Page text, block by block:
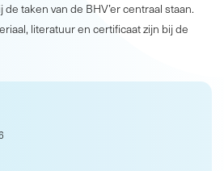
taken van de BHV’er centraal staan.
literatuur en certificaat zijn bij de